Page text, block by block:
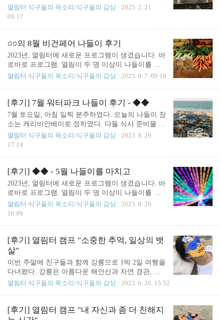
내하는 프로그램이었습니다.비록 30년동안 열림터가
4~5번의 이사를 했지만, 집은 달라져도 그 안에 사는
니다.방문해주신 분들에게 열림터는 여전히 익숙한
공간이자 추억이 가득한 공간..
말 행사로 뮤지컬 관람이 있다는 거예요!원래 다른
극을 보기로 예정이 되어 있었는데 선생님께 적!극!
리자베스'였거든요.우리의 주인공 엘리자베스는 대
학원생인 남친과 결혼에 골인!10년간 살던 뉴욕을 떠
나 남편 박사학위만을 바라보며 뒷바라지.하지만 결
온 돌싱 여성입니다. 그리고 엘리자베스가 뉴욕으로
데,이 삶의 과정들을 열림이들과 함께 꼭 보고 싶었
어요. (스포를 좀 하자면) 내일 모레..
열림터 식구들의 목소리/식구들의 감상
2025. 2. 21.
09:17
○○의 8월 비건페어 나들이 후기
2023년, 열림터에 새로운 프로그램이 생겼습니다. 바
로바로 프로그램. 열림이 두 명 이상이 나들이를 작
당모의하면 그 비용을 지원하는 프로그램이지요. 생
를 다녀왔습니다. ○○님의 후기를 나눠드립니다. "난
생 처음 가는 나들이었고, 비건이라는 테마가 있어
기대를 많이 하고 설레는 나들이었습니다. 예전부터
았던지라 저에게 매우 뜻깊은 나들이었습니다. 비건
네일과 비건 치킨, 비건 밀크티와 패션은 저에게 신
문에 외로웠는데 마침 파랑쌤과도 취향의 공통점이
있어서 돌아다니기 편했습니다. 좀 더 많이 둘러보고
싶었는..
열림터 식구들의 목소리/식구들의 감상 2023. 9. 7. 09:16
[후기] 7월 워터파크 나들이 후기 - ◆◆
7월 토요일, 아침 일찍 분주하였다. 오늘의 나들이 장
소는 캐리비안베이로 정하였다. 다들 식사 준비물 챙
기고 들뜬 마음으로 8시 40분에 지하철 역으로 출발
하였다. 날씨는 흐렸고 사람은 무진장 많았다. 습기
셔틀 2층버스를 타고 1시간만에 도착했다. 날씨가 흐
리고 비가 올거 같은 날인데도 사람은 엄청 많았다.
오전 11:20 락커에 가서 샤워를 한 후, 수영복으로 갈
이라는 워터파크 놀이기구 시설을 1시간이나 기다린
후 탔다. 완전 재미 있었다. 하지만 비가 주르르르륵
서 돈까스 카레 등등 점심을 먹고 이번엔 파도타..
열림터 식구들의 목소리/식구들의 감상
2023. 8. 29.
17:14
[후기] ◆◆ - 5월 나들이를 마치고
2023년, 열림터에 새로운 프로그램이 생겼습니다. 바
로바로 프로그램. 열림이 두 명 이상이 나들이를 작
당모의하면 그 비용을 지원하는 프로그램이지요. 생
활인들끼리 가도 되고, 활동가를 꼬셔도 됩니다. 5월
기까지 척척 역할분배를 한 열림터 생활인 세 명. 그
후기를 나눠드립니다. 2023년 5월 20일 생활인들과
의견을 모아모아서 나들이를 가기로 결정했다. 더현
대서울에서 15:30까지 모이기로 하였다. 지각생 없이
모두 잘 왔다. 그리고 사진을 한 3장정도 찍고서 선생
님께 보고하였다. 여기저기 백화점에서 관심있는 화
스런 화장품이라 그런지 잘 그려지더라. 서..
열림터 식구들의 목소리/식구들의 감상
2023. 8. 20.
16:09
[후기] 열림터 캠프 "소중한 추억, 일상의 뱃
살"
이번 주말에 친구들과 함께 강릉으로 1박 2일 여행을
다녀왔다. 강릉은 아름다운 해안선과 자연 경관, 그
리고 다양한 관광 명소로 유명한 도시이다. 저희는
울역으로 출발 하였다 아침식사는 역근처에서 하게
되었다. 돈까스팀 한식 팀으로 나뉘어 졌다. 식사를
열림터 식구들의 목소리/식구들의 감상 2023. 6. 20. 15:52
[후기] 열림터 캠프 "내 자신과 좀 더 친해지